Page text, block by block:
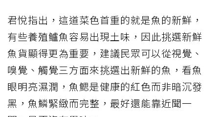
君悅指出，這道菜色首重的就是魚的新鮮，
有些養殖鱸魚容易出現土味，因此挑選新鮮
魚貨顯得更為重要，建議民眾可以從視覺、
嗅覺、觸覺三方面來挑選出新鮮的魚，看魚
眼明亮濕潤，魚鰓是健康的紅色而非暗沉發
黑，魚鱗緊緻而完整，最好還能靠近聞一